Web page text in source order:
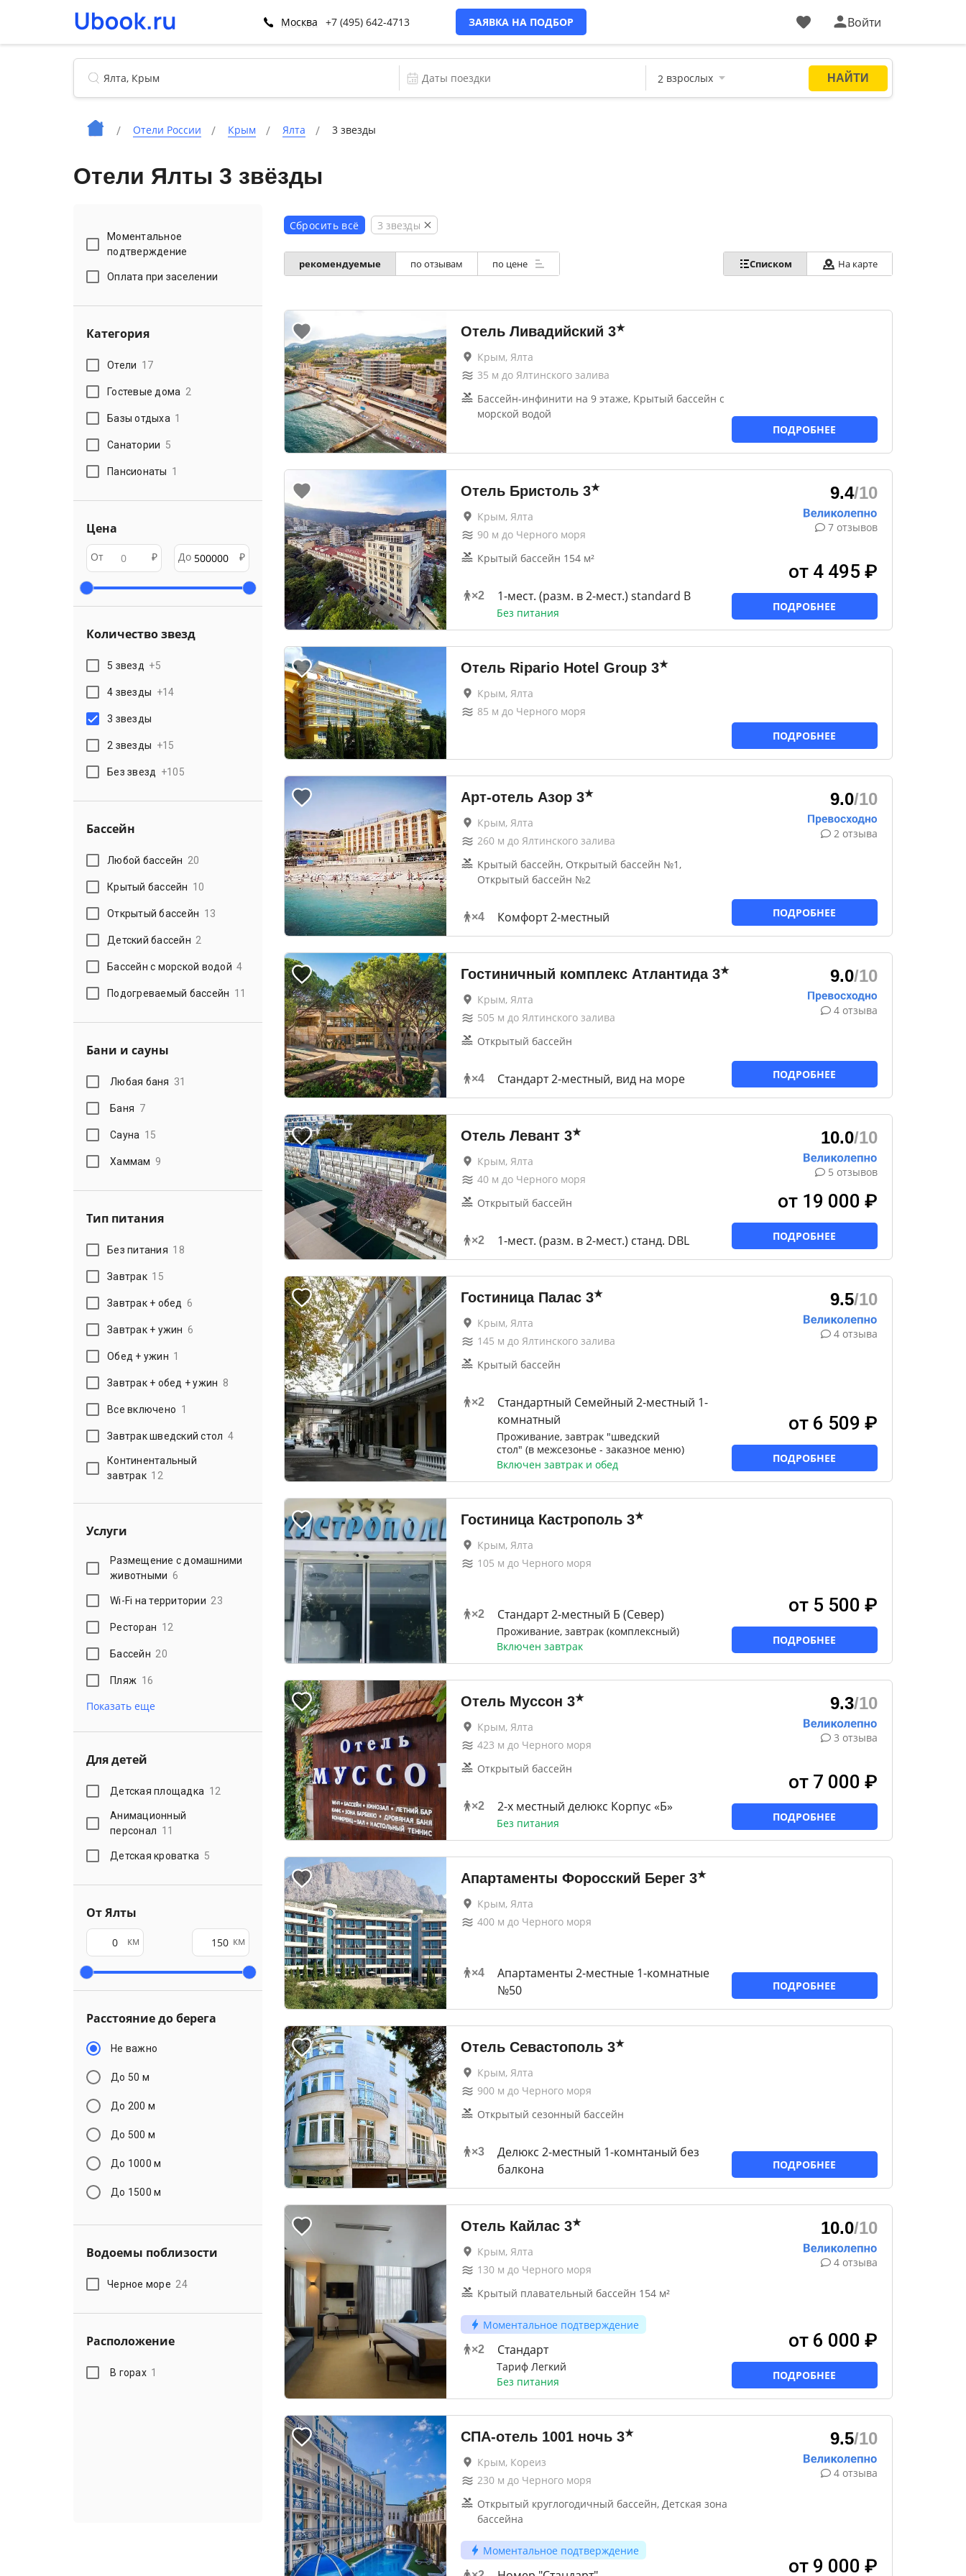
Москва +7 (495) 642-4713 ЗАЯВКА НА ПОДБОР Войти
Отели России Крым Ялта 3 звезды
Отели Ялты 3 звёзды
Моментальное
подтверждение
Оплата при заселении
Категория
Отели 17
Гостевые дома 2
Базы отдыха 1
Санатории 5
Пансионаты 1
Цена
От ₽ До ₽
Количество звезд
5 звезд +5
4 звезды +14
3 звезды
2 звезды +15
Без звезд +105
Бассейн
Любой бассейн 20
Крытый бассейн 10
Открытый бассейн 13
Детский бассейн 2
Бассейн с морской водой 4
Подогреваемый бассейн 11
Бани и сауны
Любая баня 31
Баня 7
Сауна 15
Хаммам 9
Тип питания
Без питания 18
Завтрак 15
Завтрак + обед 6
Завтрак + ужин 6
Обед + ужин 1
Завтрак + обед + ужин 8
Все включено 1
Завтрак шведский стол 4
Континентальный
завтрак 12
Услуги
Размещение с домашними
животными 6
Wi-Fi на территории 23
Ресторан 12
Бассейн 20
Пляж 16
Показать еще
Для детей
Детская площадка 12
Анимационный
персонал 11
Детская кроватка 5
От Ялты
км км
Расстояние до берега
Не важно
До 50 м
До 200 м
До 500 м
До 1000 м
До 1500 м
Водоемы поблизости
Черное море 24
Расположение
В горах 1
Сбросить всё 3 звезды
рекомендуемые по отзывам по цене Списком На карте
Отель Ливадийский 3★
Крым, Ялта
35 м до Ялтинского залива
Бассейн-инфинити на 9 этаже, Крытый бассейн с
морской водой
ПОДРОБНЕЕ
Отель Бристоль 3★
Крым, Ялта
90м до Черного моря
Крытый бассейн 154 м²
×2 1-мест. (разм. в 2-мест.) standard B
Без питания
9.4/10
7 отзывов
от 4 495 ₽
ПОДРОБНЕЕ
Отель Ripario Hotel Group 3★
Крым, Ялта
85 м до Черного моря
ПОДРОБНЕЕ
Арт-отель Азор 3★
Крым, Ялта
260м до Ялтинского залива
Крытый бассейн, Открытый бассейн №1,
Открытый бассейн №2
×4 Комфорт 2-местный
9.0/10
2 отзыва
ПОДРОБНЕЕ
Гостиничный комплекс Атлантида 3★
Крым, Ялта
505 м до Ялтинского залива
Открытый бассейн
×4 Стандарт 2-местный, вид на море
9.0/10
4 отзыва
ПОДРОБНЕЕ
Отель Левант 3★
Крым, Ялта
40м до Черного моря
Открытый бассейн
×2 1-мест. (разм. в 2-мест.) станд. DBL
10.0/10
5 отзывов
от 19 000 ₽
ПОДРОБНЕЕ
Гостиница Палас 3★
Крым, Ялта
145 м до Ялтинского залива
Крытый бассейн
×2
Стандартный Семейный 2-местный 1-
комнатный
Проживание, завтрак "шведский
стол" (в межсезонье - заказное меню)
Включен завтрак и обед
9.5/10
4 отзыва
от 6 509 ₽
ПОДРОБНЕЕ
Гостиница Кастрополь 3★
Крым, Ялта
105 м до Черного моря
×2 Стандарт 2-местный Б (Север)
Проживание, завтрак (комплексный)
Включен завтрак
от 5 500 ₽
ПОДРОБНЕЕ
Отель Муссон 3★
Крым, Ялта
423 м до Черного моря
Открытый бассейн
×2 2-x местный делюкс Корпус «Б»
Без питания
9.3/10
3 отзыва
от 7 000 ₽
ПОДРОБНЕЕ
Апартаменты Форосский Берег 3★
Крым, Ялта
400м до Черного моря
×4
Апартаменты 2-местные 1-комнатные
№50
ПОДРОБНЕЕ
Отель Севастополь 3★
Крым, Ялта
900м до Черного моря
Открытый сезонный бассейн
×3
Делюкс 2-местный 1-комнтаный без
балкона
ПОДРОБНЕЕ
Отель Кайлас 3★
Крым, Ялта
130м до Черного моря
Крытый плавательный бассейн 154 м²
Моментальное подтверждение
×2 Стандарт
Тариф Легкий
Без питания
10.0/10
4 отзыва
от 6 000 ₽
ПОДРОБНЕЕ
СПА-отель 1001 ночь 3★
Крым, Кореиз
230м до Черного моря
Открытый круглогодичный бассейн, Детская зона
бассейна
Моментальное подтверждение
9.5/10
4 отзыва
от 9 000 ₽